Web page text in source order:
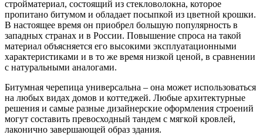
стройматериал, состоящий из стекловолокна, которое
пропитано битумом и обладает посыпкой из цветной крошки.
В настоящее время он приобрел большую популярность в
западных странах и в России. Повышение спроса на такой
материал объясняется его высокими эксплуатационными
характеристиками и в то же время низкой ценой, в сравнении
с натуральными аналогами.
Битумная черепица универсальна – она может использоваться
на любых видах домов и коттеджей. Любые архитектурные
решения и самые разные дизайнерские оформления строений
могут составить превосходный тандем с мягкой кровлей,
лаконично завершающей образ здания.